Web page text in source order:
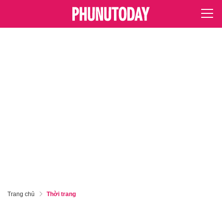
Trang chủ Thời trang